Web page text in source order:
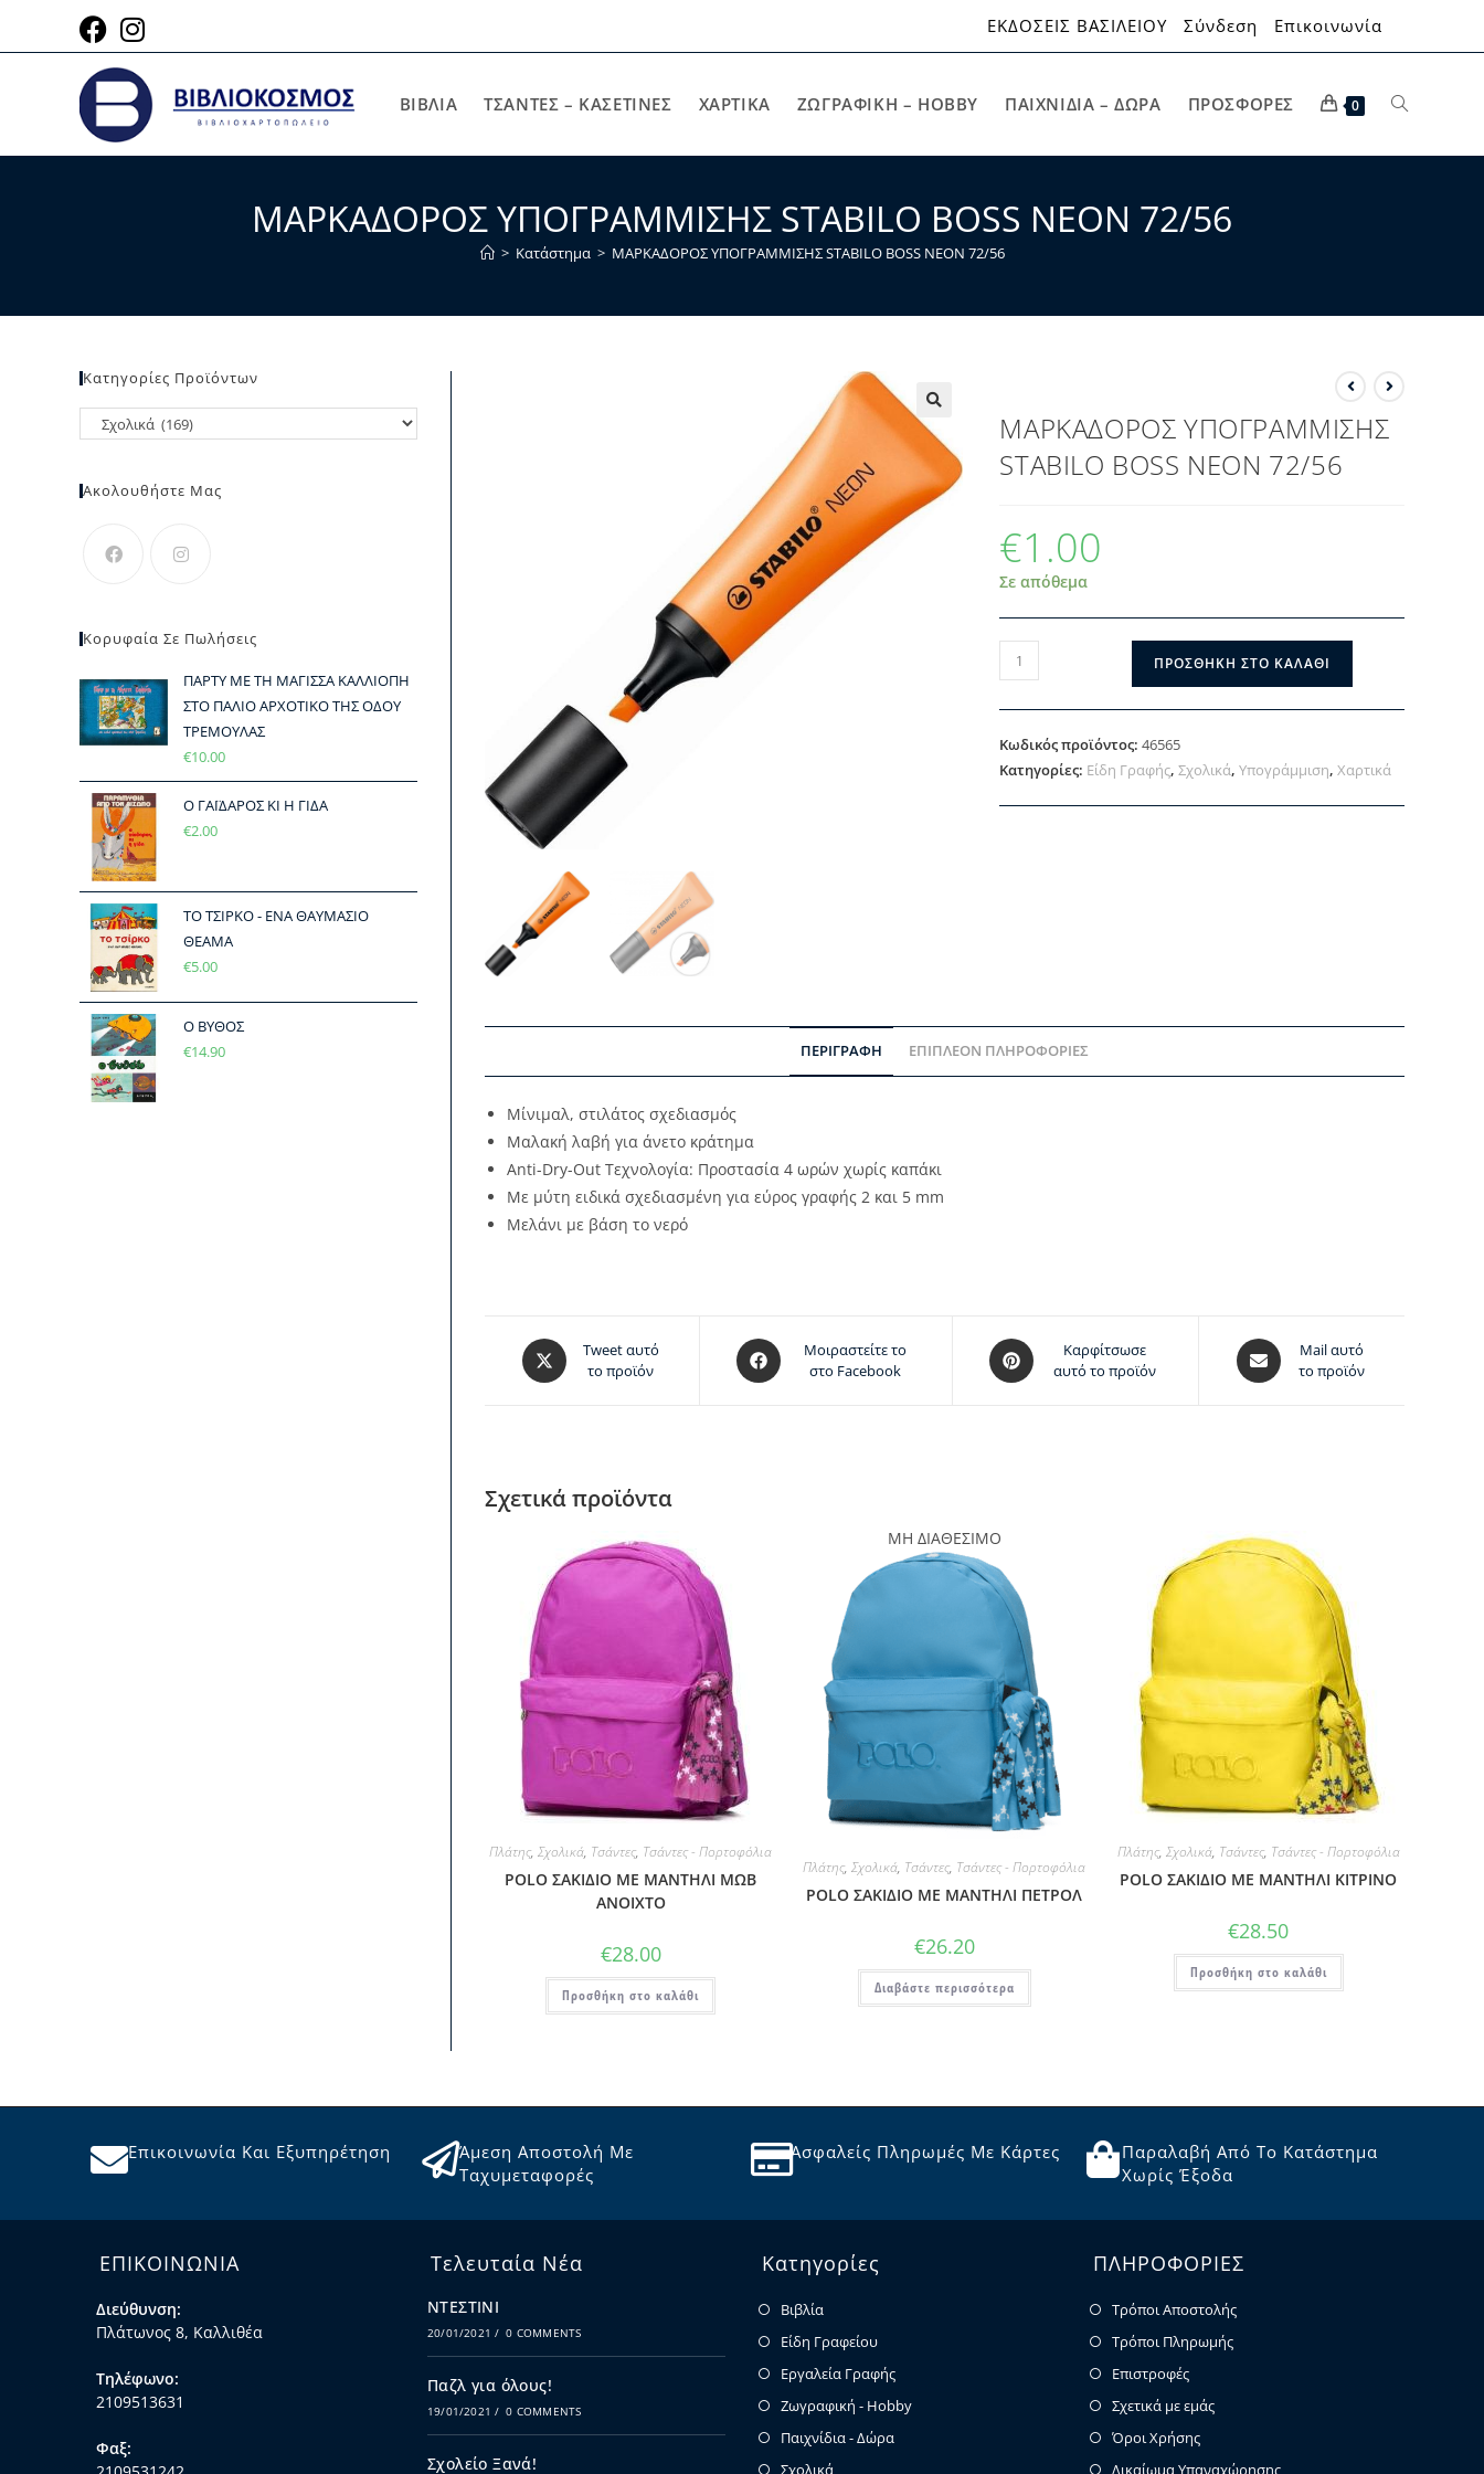
ΕΚΔΟΣΕΙΣ ΒΑΣΙΛΕΙΟΥ Σύνδεση Επικοινωνία
ΒΙΒΛΙΑ ΤΣΑΝΤΕΣ – ΚΑΣΕΤΙΝΕΣ ΧΑΡΤΙΚΆ ΖΩΓΡΑΦΙΚΉ – HOBBY ΠΑΙΧΝΊΔΙΑ – ΔΏΡΑ ΠΡΟΣΦΟΡΈΣ 0
ΜΑΡΚΑΔΟΡΟΣ ΥΠΟΓΡΑΜΜΙΣΗΣ STABILO BOSS ΝΕΟΝ 72/56
> Κατάστημα > ΜΑΡΚΑΔΟΡΟΣ ΥΠΟΓΡΑΜΜΙΣΗΣ STABILO BOSS ΝΕΟΝ 72/56
🔍
ΜΑΡΚΑΔΟΡΟΣ ΥΠΟΓΡΑΜΜΙΣΗΣ
STABILO BOSS ΝΕΟΝ 72/56
€1.00
Σε απόθεμα
ΠΡΟΣΘΉΚΗ ΣΤΟ ΚΑΛΆΘΙ
Κωδικός προϊόντος:46565
Κατηγορίες: Είδη Γραφής,Σχολικά,Υπογράμμιση,Χαρτικά
ΠΕΡΙΓΡΑΦΉ ΕΠΙΠΛΈΟΝ ΠΛΗΡΟΦΟΡΊΕΣ
Μίνιμαλ, στιλάτος σχεδιασμός
Μαλακή λαβή για άνετο κράτημα
Anti-Dry-Out Τεχνολογία: Προστασία 4 ωρών χωρίς καπάκι
Με μύτη ειδικά σχεδιασμένη για εύρος γραφής 2 και 5 mm
Μελάνι με βάση το νερό
Tweet αυτό
το προϊόν
Μοιραστείτε το
στο Facebook
Καρφίτσωσε
αυτό το προϊόν
Mail αυτό
το προϊόν
Σχετικά προϊόντα
Πλάτης,Σχολικά, Τσάντες, Τσάντες - Πορτοφόλια
POLO ΣΑΚΙΔΙΟ ΜΕ ΜΑΝΤΗΛΙ ΜΩΒ
ΑΝΟΙΧΤΟ
€28.00
Προσθήκη στο καλάθι
ΜΗ ΔΙΑΘΕΣΙΜΟ
Πλάτης,Σχολικά, Τσάντες, Τσάντες - Πορτοφόλια
POLO ΣΑΚΙΔΙΟ ΜΕ ΜΑΝΤΗΛΙ ΠΕΤΡΟΛ
€26.20
Διαβάστε περισσότερα
Πλάτης, Σχολικά, Τσάντες, Τσάντες - Πορτοφόλια
POLO ΣΑΚΙΔΙΟ ΜΕ ΜΑΝΤΗΛΙ ΚΙΤΡΙΝΟ
€28.50
Προσθήκη στο καλάθι
Κατηγορίες Προϊόντων
Ακολουθήστε Μας
Κορυφαία Σε Πωλήσεις
ΠΑΡΤΥ ΜΕ ΤΗ ΜΑΓΙΣΣΑ ΚΑΛΛΙΟΠΗ
ΣΤΟ ΠΑΛΙΟ ΑΡΧΟΤΙΚΟ ΤΗΣ ΟΔΟΥ
ΤΡΕΜΟΥΛΑΣ
€10.00
Ο ΓΑΪΔΑΡΟΣ ΚΙ Η ΓΙΔΑ
€2.00
ΤΟ ΤΣΙΡΚΟ - ΕΝΑ ΘΑΥΜΑΣΙΟ
ΘΕΑΜΑ
€5.00
Ο ΒΥΘΟΣ
€14.90
Επικοινωνία Και Εξυπηρέτηση
Άμεση Αποστολή Με
Ταχυμεταφορές
Ασφαλείς Πληρωμές Με Κάρτες
Παραλαβή Από Το Κατάστημα
Χωρίς Έξοδα
ΕΠΙΚΟΙΝΩΝΙΑ
Διεύθυνση:
Πλάτωνος 8, Καλλιθέα
Τηλέφωνο:
2109513631
Φαξ:
Τελευταία Νέα
ΝΤΕΣΤΙΝΙ
20/01/2021 / 0 COMMENTS
Παζλ για όλους!
19/01/2021 / 0 COMMENTS
Σχολείο Ξανά!
Κατηγορίες
Βιβλία
Είδη Γραφείου
Εργαλεία Γραφής
Ζωγραφική - Hobby
Παιχνίδια - Δώρα
Σχολικά
ΠΛΗΡΟΦΟΡΙΕΣ
Τρόποι Αποστολής
Τρόποι Πληρωμής
Επιστροφές
Σχετικά με εμάς
Όροι Χρήσης
Δικαίωμα Υπαναχώρησης